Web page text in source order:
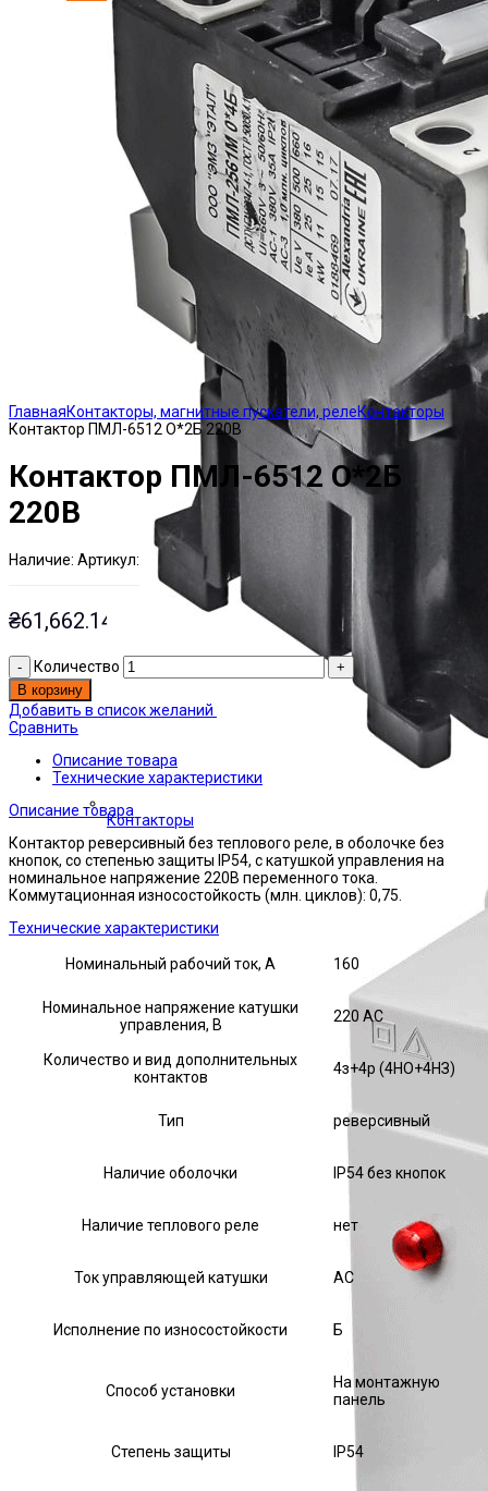
Контакторы
ГлавнаяКонтакторы, магнитные пускатели, релеКонтакторы
Контактор ПМЛ-6512 О*2Б 220В
Контактор ПМЛ-6512 О*2Б
220В
Наличие: Есть на складе
Артикул:
ЭТАЛ0001302
₴61,662.14
Количество
В корзину
Добавить в список желаний
Сравнить
Описание товара
Технические характеристики
Описание товара
Контактор реверсивный без теплового реле, в оболочке без
кнопок, со степенью защиты IP54, с катушкой управления на
номинальное напряжение 220В переменного тока.
Коммутационная износостойкость (млн. циклов): 0,75.
Технические характеристики
Номинальный рабочий ток, А 160
Номинальное напряжение катушки
управления, В
220 AC
Количество и вид дополнительных
контактов
4з+4р (4НО+4НЗ)
Тип реверсивный
Наличие оболочки IP54 без кнопок
Наличие теплового реле нет
Ток управляющей катушки АС
Исполнение по износостойкости Б
Способ установки
На монтажную
панель
Степень защиты IP54